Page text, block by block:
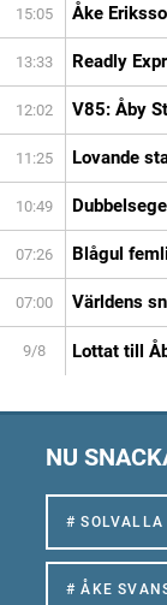
15:05 Åke
13:33 Readly
12:02 V85: Åby
11:25 Lovande
10:49
07:26 Blågul
07:00 Världens
9/8 Lottat till
NU
# SOLVALLA
# ÅKE